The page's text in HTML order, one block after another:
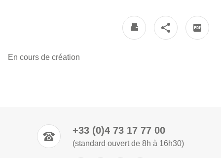
En cours de création
+33 (0)4 73 17 77 00
(standard ouvert de 8h à 16h30)